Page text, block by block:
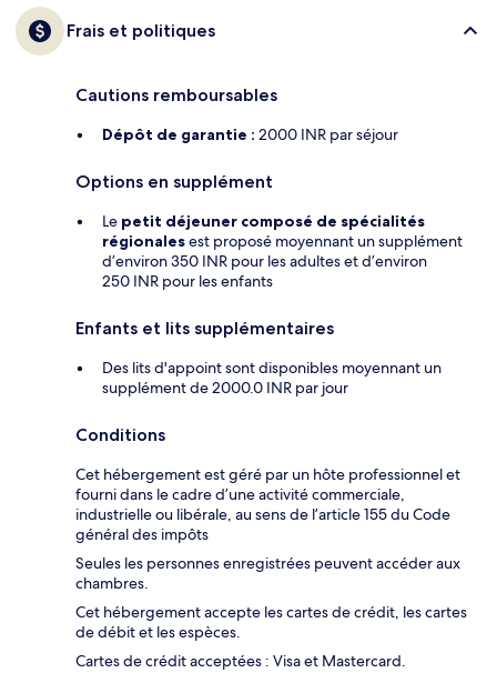
Frais et politiques
Cautions remboursables
Dépôt de garantie : 2000 INR par séjour
Options en supplément
Le petit déjeuner composé de spécialités
régionalesest proposé moyennant un supplément
d’environ 350 INR pour les adultes et d’environ
250 INR pour les enfants
Enfants et lits supplémentaires
Des lits d'appoint sont disponibles moyennant un
supplément de 2000.0 INR par jour
Conditions
Cet hébergement est géré par un hôte professionnel et
fourni dans le cadre d’une activité commerciale,
industrielle ou libérale, au sens de l’article 155 du Code
général des impôts
Seules les personnes enregistrées peuvent accéder aux
chambres.
Cet hébergement accepte les cartes de crédit, les cartes
de débit et les espèces.
Cartes de crédit acceptées : Visa et Mastercard.